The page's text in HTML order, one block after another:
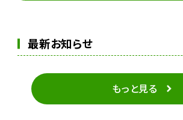
最新お知らせ
もっと見る